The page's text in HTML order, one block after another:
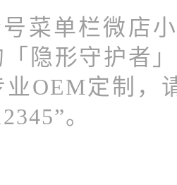
菜单栏微店
隐形守护者
业OEM定制，
。